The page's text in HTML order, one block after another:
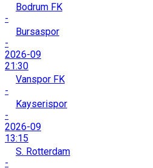
Bodrum FK
-
Bursaspor
-
2026-09
21:30
Vanspor FK
-
Kayserispor
-
2026-09
13:15
S. Rotterdam
-